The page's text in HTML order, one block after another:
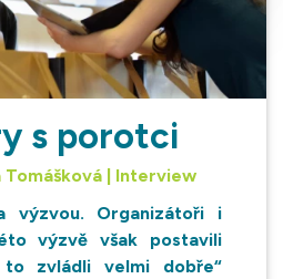
s porotci
Tomášková | Interview
výzvou. Organizátoři i
výzvě však postavili
zvládli velmi dobře“